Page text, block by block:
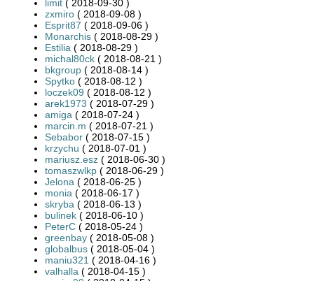
limit ( 2018-09-30 )
zxmiro ( 2018-09-08 )
Esprit87 ( 2018-09-06 )
Monarchis ( 2018-08-29 )
Estilia ( 2018-08-29 )
michal80ck ( 2018-08-21 )
bkgroup ( 2018-08-14 )
Spytko ( 2018-08-12 )
loczek09 ( 2018-08-12 )
arek1973 ( 2018-07-29 )
amiga ( 2018-07-24 )
marcin.m ( 2018-07-21 )
Sebabor ( 2018-07-15 )
krzychu ( 2018-07-01 )
mariusz.esz ( 2018-06-30 )
tomaszwlkp ( 2018-06-29 )
Jelona ( 2018-06-25 )
monia ( 2018-06-17 )
skryba ( 2018-06-13 )
bulinek ( 2018-06-10 )
PeterC ( 2018-05-24 )
greenbay ( 2018-05-08 )
globalbus ( 2018-05-04 )
maniu321 ( 2018-04-16 )
valhalla ( 2018-04-15 )